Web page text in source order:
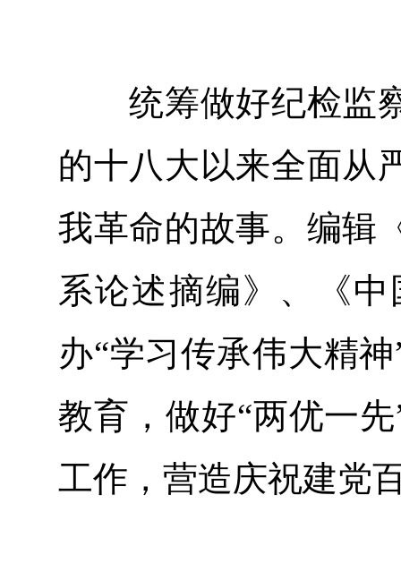
统筹做好纪检监察
的十八大以来全面从
我革命的故事。编辑
系论述摘编》、《
办“学习传承伟大精
教育，做好“两优一
工作，营造庆祝建党